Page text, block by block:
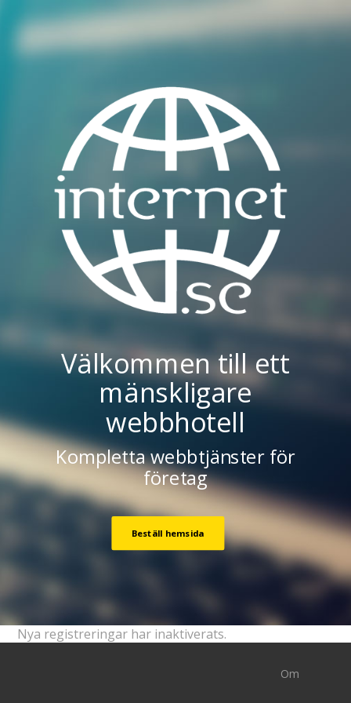
Välkommen till ett
mänskligare
webbhotell
Kompletta webbtjänster för
företag
Beställ hemsida
Nya registreringar har inaktiverats.
Om